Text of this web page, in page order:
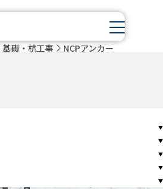
基礎・杭工事 NCPアンカー